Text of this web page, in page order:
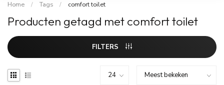
Home / Tags / comfort toilet
Producten getagd met comfort toilet
FILTERS